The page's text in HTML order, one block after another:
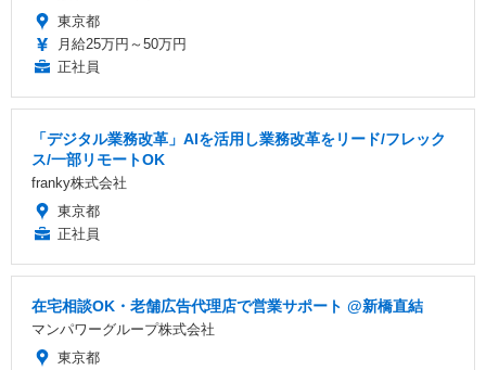
東京都
月給25万円～50万円
正社員
「デジタル業務改革」AIを活用し業務改革をリード/フレック
ス/一部リモートOK
franky株式会社
東京都
正社員
在宅相談OK・老舗広告代理店で営業サポート @新橋直結
マンパワーグループ株式会社
東京都